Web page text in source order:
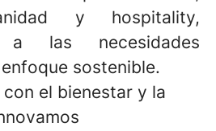
y hospitality,
a las necesidades
sostenible.
el bienestar y la